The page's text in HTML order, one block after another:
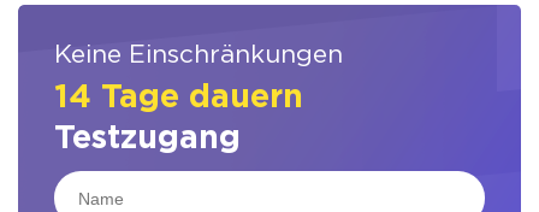
Keine Einschränkungen
14 Tage dauern
Testzugang